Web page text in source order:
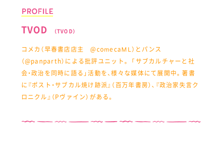
TVOD （TVOD）
コメカ（早春書店店主 @comecaML）とパンス
（@panparth）による批評ユニット。 「サブカルチャーと社
会・政治を同時に語る」活動を、様々な媒体にて展開中。著書
に『ポスト・サブカル焼け跡派』（百万年書房）、『政治家失言ク
ロニクル』（Pヴァイン）がある。